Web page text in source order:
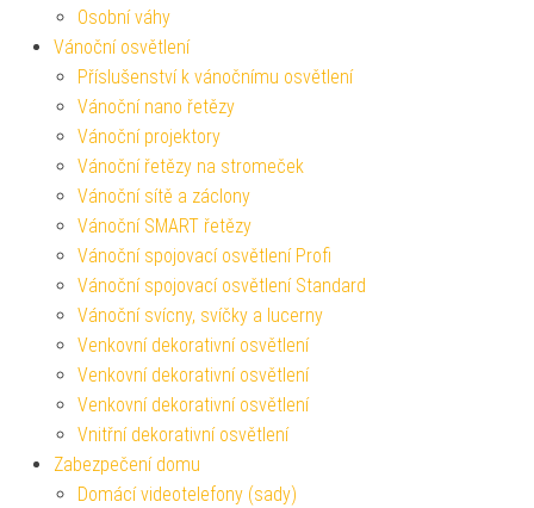
Osobní váhy
Vánoční osvětlení
Příslušenství k vánočnímu osvětlení
Vánoční nano řetězy
Vánoční projektory
Vánoční řetězy na stromeček
Vánoční sítě a záclony
Vánoční SMART řetězy
Vánoční spojovací osvětlení Profi
Vánoční spojovací osvětlení Standard
Vánoční svícny, svíčky a lucerny
Venkovní dekorativní osvětlení
Venkovní dekorativní osvětlení
Venkovní dekorativní osvětlení
Vnitřní dekorativní osvětlení
Zabezpečení domu
Domácí videotelefony (sady)